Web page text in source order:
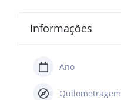
Informações
Ano
Quilometragem